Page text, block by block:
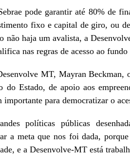
pode garantir até 80% de
fixo e capital de giro, ou
não haja um avalista, a
nas regras de acesso ao
MT, Mayran Beckman,
do Estado, de apoio aos
para democratizar o
políticas públicas
a meta que nos foi dada,
e a Desenvolve-MT está